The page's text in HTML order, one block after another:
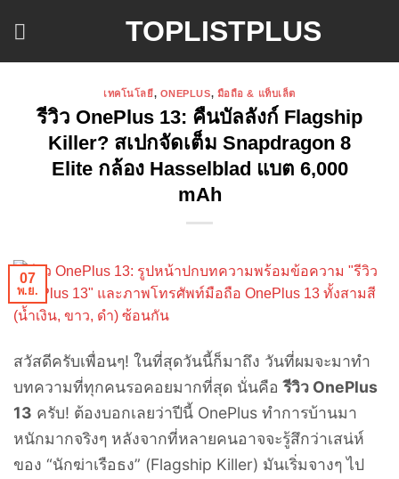
TOPLISTPLUS
เทคโนโลยี, ONEPLUS, มือถือ & แท็บเล็ต
รีวิว OnePlus 13: คืนบัลลังก์ Flagship
Killer? สเปกจัดเต็ม Snapdragon 8
Elite กล้อง Hasselblad แบต 6,000
mAh
07
พ.ย.
สวัสดีครับเพื่อนๆ! ในที่สุดวันนี้ก็มาถึง วันที่ผมจะมาทำ
บทความที่ทุกคนรอคอยมากที่สุด นั่นคือรีวิว OnePlus
13 ครับ! ต้องบอกเลยว่าปีนี้ OnePlus ทำการบ้านมา
หนักมากจริงๆ หลังจากที่หลายคนอาจจะรู้สึกว่าเสน่ห์
ของ “นักฆ่าเรือธง” (Flagship Killer) มันเริ่มจางๆ ไป